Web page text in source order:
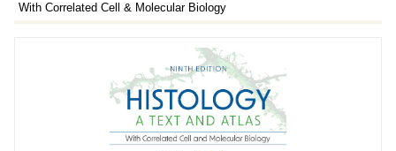
With Correlated Cell & Molecular Biology